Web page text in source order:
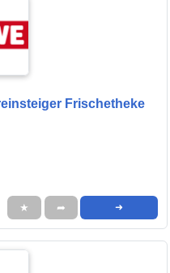
Frischetheke
★ ➦ ➜